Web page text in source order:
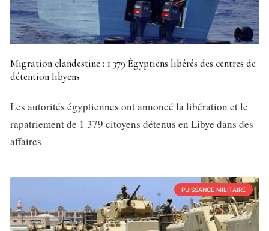
Migration clandestine : 1 379 Égyptiens libérés des centres de
détention libyens
Les autorités égyptiennes ont annoncé la libération et le
rapatriement de 1 379 citoyens détenus en Libye dans des
affaires
PUISSANCE MILITAIRE